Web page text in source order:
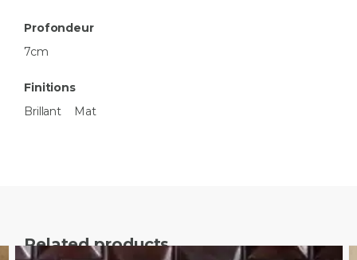
Profondeur
7cm
Finitions
Brillant
Mat
Related products